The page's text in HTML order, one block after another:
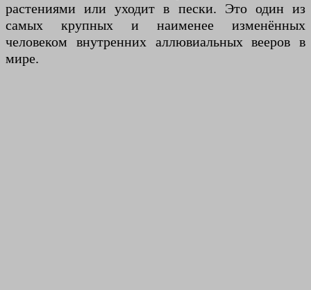
растениями или уходит в пески. Это один из
самых крупных и наименее изменённых
человеком внутренних аллювиальных вееров в
мире.